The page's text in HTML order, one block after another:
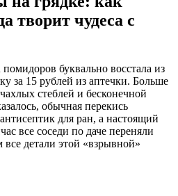
творит чудеса с
буквально восстала из
за 15 рублей из аптечки. Больше
стеблей и бесконечной
обычная перекись
для ран, а настоящий
все соседи по даче переняли
детали этой «взрывной»